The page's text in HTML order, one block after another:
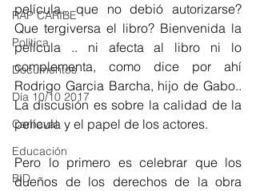
RAP CARIBE
Política
Documentos
Día 10/10 2017
Carnaval
Educación
BID
película.. que no debió autorizarse?
Que tergiversa el libro? Bienvenida la
película .. ni afecta al libro ni lo
complementa, como dice por ahí
Rodrigo Garcia Barcha, hijo de Gabo..
La discusión es sobre la calidad de la
película y el papel de los actores.
Pero lo primero es celebrar que los
dueños de los derechos de la obra